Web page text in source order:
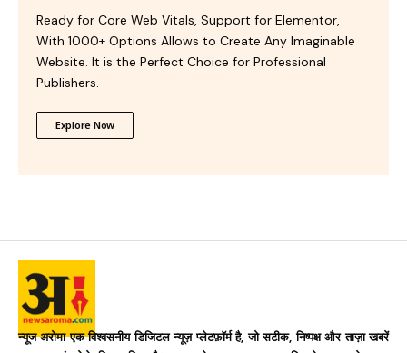
Ready for Core Web Vitals, Support for Elementor,
With 1000+ Options Allows to Create Any Imaginable
Website. It is the Perfect Choice for Professional
Publishers.
Explore Now
न्यूज अरोमा एक विश्वसनीय डिजिटल न्यूज़ प्लेटफ़ॉर्म है, जो सटीक, निष्पक्ष और ताज़ा खबरें